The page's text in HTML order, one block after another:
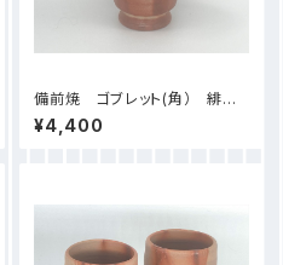
備前焼 ゴブレット(角） 緋
襷 紙箱入り
¥4,400